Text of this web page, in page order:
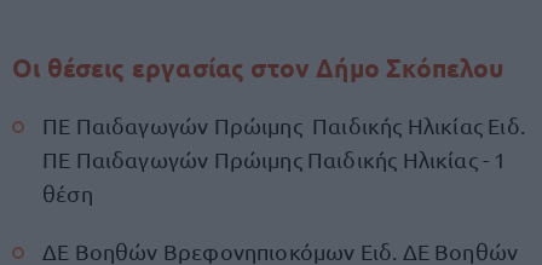
Οι θέσεις εργασίας στον Δήμο Σκόπελου
ΠΕ Παιδαγωγών Πρώιμης Παιδικής Ηλικίας Ειδ.
ΠΕ Παιδαγωγών Πρώιμης Παιδικής Ηλικίας - 1
θέση
ΔΕ Βοηθών Βρεφονηπιοκόμων Ειδ. ΔΕ Βοηθών